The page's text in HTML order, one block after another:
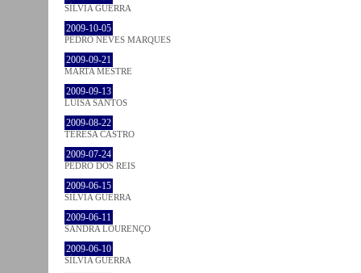
SÍLVIA GUERRA
2009-10-05
PEDRO NEVES MARQUES
2009-09-21
MARTA MESTRE
2009-09-13
LUÍSA SANTOS
2009-08-22
TERESA CASTRO
2009-07-24
PEDRO DOS REIS
2009-06-15
SÍLVIA GUERRA
2009-06-11
SANDRA LOURENÇO
2009-06-10
SÍLVIA GUERRA